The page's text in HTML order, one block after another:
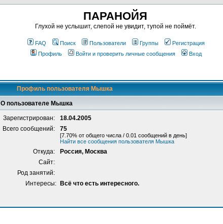
ПАРАНОЙЯ
Глухой не услышит, слепой не увидит, тупой не поймёт.
FAQ Поиск Пользователи Группы
Регистрация
Профиль
Войти и проверить личные сообщения Вход
Профиль пользователя Мышка
О пользователе Мышка
Зарегистрирован:
18.04.2005
Всего сообщений:
75
[7.70% от общего числа / 0.01 сообщений в день]
Найти все сообщения пользователя Мышка
Откуда:
Россия, Москва
Сайт:
Род занятий:
Интересы:
Всё что есть интересного.